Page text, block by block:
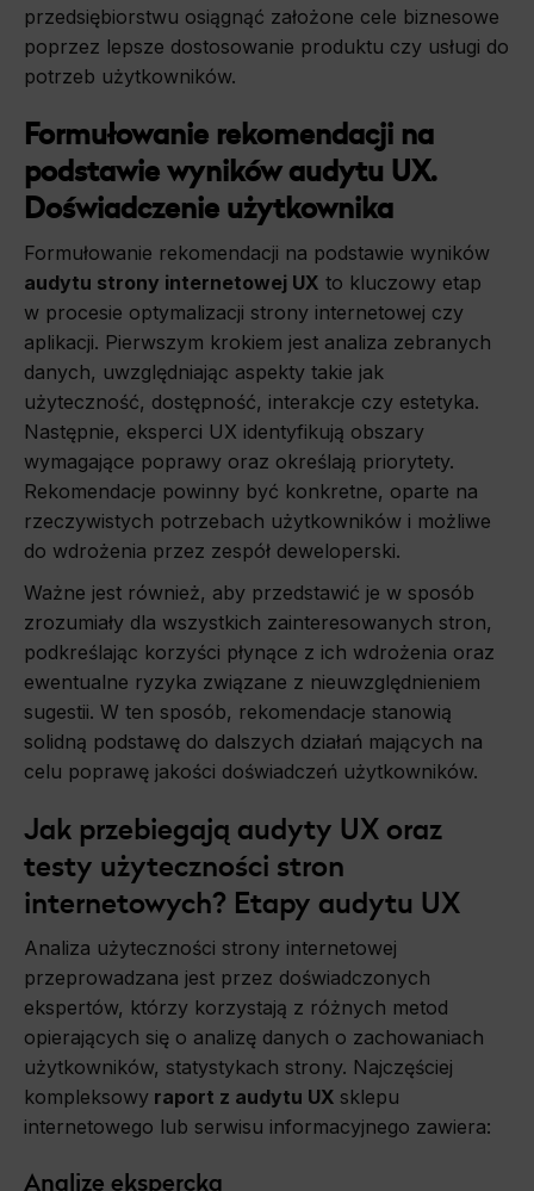
przedsiębiorstwu osiągnąć założone cele biznesowe
poprzez lepsze dostosowanie produktu czy usługi do
potrzeb użytkowników.
Formułowanie rekomendacji na
podstawie wyników audytu UX.
Doświadczenie użytkownika
Formułowanie rekomendacji na podstawie wyników
audytu strony internetowej UX to kluczowy etap
w procesie optymalizacji strony internetowej czy
aplikacji. Pierwszym krokiem jest analiza zebranych
danych, uwzględniając aspekty takie jak
użyteczność, dostępność, interakcje czy estetyka.
Następnie, eksperci UX identyfikują obszary
wymagające poprawy oraz określają priorytety.
Rekomendacje powinny być konkretne, oparte na
rzeczywistych potrzebach użytkowników i możliwe
do wdrożenia przez zespół deweloperski.
Ważne jest również, aby przedstawić je w sposób
zrozumiały dla wszystkich zainteresowanych stron,
podkreślając korzyści płynące z ich wdrożenia oraz
ewentualne ryzyka związane z nieuwzględnieniem
sugestii. W ten sposób, rekomendacje stanowią
solidną podstawę do dalszych działań mających na
celu poprawę jakości doświadczeń użytkowników.
Jak przebiegają audyty UX oraz
testy użyteczności stron
internetowych? Etapy audytu UX
Analiza użyteczności strony internetowej
przeprowadzana jest przez doświadczonych
ekspertów, którzy korzystają z różnych metod
opierających się o analizę danych o zachowaniach
użytkowników, statystykach strony. Najczęściej
kompleksowy raport z audytu UX sklepu
internetowego lub serwisu informacyjnego zawiera:
Analizę ekspercką